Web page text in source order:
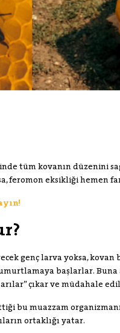
tüm kovanın düzenini
feromon eksikliği hemen
genç larva yoksa,
başlarlar. Buna
çıkar ve müdahale
bu muazzam
ortaklığı yatar.